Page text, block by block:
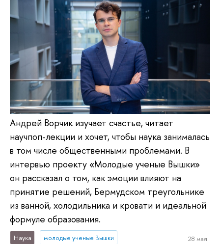
Андрей Ворчик изучает счастье, читает
научпоп-лекции и хочет, чтобы наука занималась
в том числе общественными проблемами. В
интервью проекту «Молодые ученые Вышки»
он рассказал о том, как эмоции влияют на
принятие решений, Бермудском треугольнике
из ванной, холодильника и кровати и идеальной
формуле образования.
Наука молодые ученые Вышки 28 мая